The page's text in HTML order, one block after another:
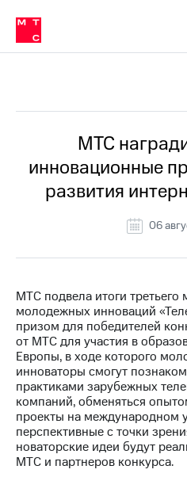
Медиа-центр
и акционерам
Устойчивое развитие
Комплаенс и деловая этика
компании
Карьера
История
компании
Правовая
информация
Пресс-
релизы
МТС
о технологиях
Достижения
Интервью
Финансовая
отчетность
в МТС
Пресс-
релизы
МТС
о технологиях
МТС
инновационные
развития
06
МТС подвела итоги
молодежных инноваций
призом для победителей
от МТС для участия в
Европы, в ходе которого
инноваторы смогут
практиками зарубежных
компаний, обменяться
проекты на международном
перспективные с точки
новаторские идеи будут
МТС и партнеров конкурса.